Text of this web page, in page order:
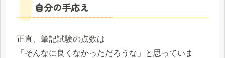
自分の手応え
正直、筆記試験の点数は
「そんなに良くなかっただろうな」と思っていま